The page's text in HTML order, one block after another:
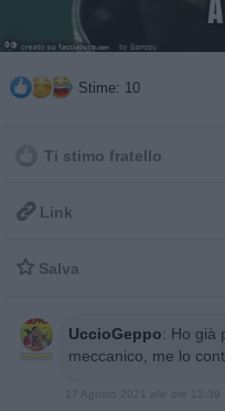
Stime: 10
Ti stimo fratello
 Link
 Salva
UccioGeppo: Ho già
meccanico, me lo
17 Agosto 2021 alle ore 12:39